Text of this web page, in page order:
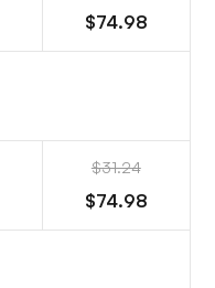
$74.98
$31.24
$74.98